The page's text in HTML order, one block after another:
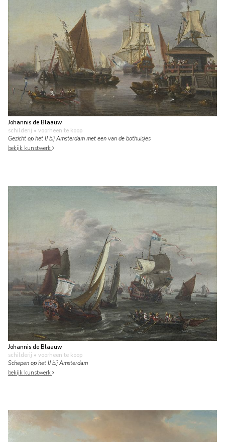
Johannis de Blaauw
schilderij • voorheen te koop
Gezicht op het IJ bij Amsterdam met een van de bothuisjes
bekijk kunstwerk
Johannis de Blaauw
schilderij • voorheen te koop
Schepen op het IJ bij Amsterdam
bekijk kunstwerk